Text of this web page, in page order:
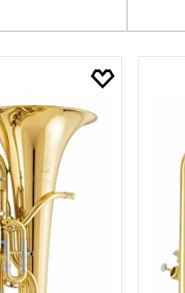
AMATI30.640₺ ve Altı
61.280₺ ile 91.920₺
122.560₺ ile 153.200₺